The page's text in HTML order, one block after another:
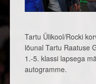
Tartu Ülikool/Rocki
lõunal Tartu Raatuse
1.-5. klassi lapsega
autogramme.